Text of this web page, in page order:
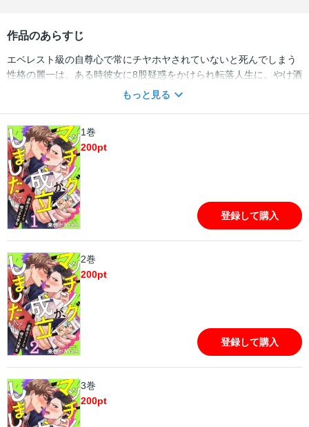
作品のあらすじ
エベレスト級の自尊心で常にチヤホヤされていないと死んでしまう
性格の麗一は、ある時彼女に8股疑惑をかけられ転落人生に。やけ酒
の勢いのままゲイ専用のマッチングアプリに登録し、そこで出会っ
して2人は本当の恋人になれるのか―読んだらきっとハッピーにな
る！ジェットコースター級爆速エロコメマッチング☆ラブに乗り遅
れなきようご注意を♪
もっと見る
1巻
200pt
登録して購入
2巻
200pt
登録して購入
3巻
200pt